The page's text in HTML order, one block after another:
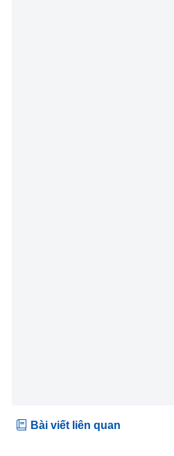
Bài viết liên quan